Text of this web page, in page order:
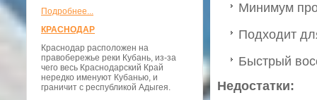
Подробнее...
КРАСНОДАР
Краснодар расположен на
правобережье реки Кубань, из-за
чего весь Краснодарский Край
нередко именуют Кубанью, и
граничит с республикой Адыгея.
Минимум
Подходит
Быстрый
Недостатки: